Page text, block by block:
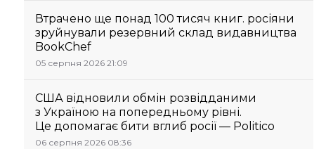
Втрачено ще понад 100 тисяч книг. росіяни
зруйнували резервний склад видавництва
BookChef
05 серпня 2026 21:09
США відновили обмін розвідданими
з Україною на попередньому рівні.
Це допомагає бити вглиб росії — Politico
06 серпня 2026 08:36